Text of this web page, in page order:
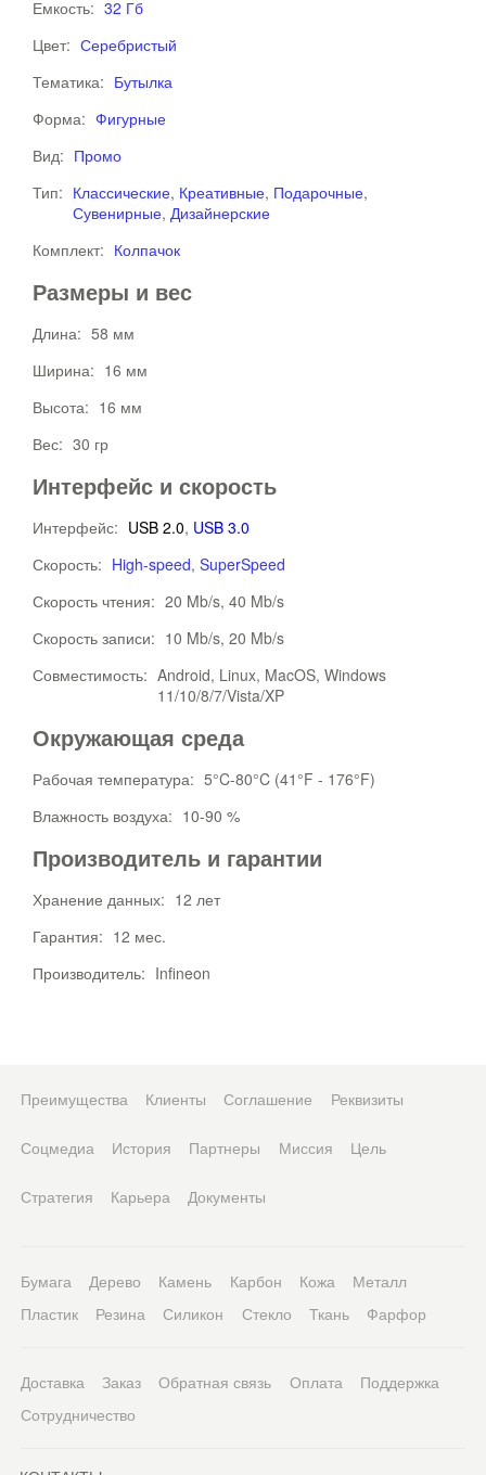
Емкость: 32 Гб
Цвет: Серебристый
Тематика: Бутылка
Форма: Фигурные
Вид: Промо
Тип: Классические, Креативные, Подарочные,
Сувенирные, Дизайнерские
Комплект: Колпачок
Размеры и вес
Длина: 58 мм
Ширина: 16 мм
Высота: 16 мм
Вес: 30 гр
Интерфейс и скорость
Интерфейс: USB 2.0, USB 3.0
Скорость: High-speed, SuperSpeed
Скорость чтения: 20 Mb/s, 40 Mb/s
Скорость записи: 10 Mb/s, 20 Mb/s
Совместимость: Android, Linux, MacOS, Windows
11/10/8/7/Vista/XP
Окружающая среда
Рабочая температура: 5°C-80°C (41°F - 176°F)
Влажность воздуха: 10-90 %
Производитель и гарантии
Хранение данных: 12 лет
Гарантия: 12 мес.
Производитель: Infineon
Преимущества Клиенты Соглашение Реквизиты
Соцмедиа История Партнеры Миссия Цель
Стратегия Карьера Документы
Бумага Дерево Камень Карбон Кожа
Металл
Пластик
Резина Силикон Стекло Ткань Фарфор
Доставка Заказ Обратная связь Оплата
Поддержка
Сотрудничество